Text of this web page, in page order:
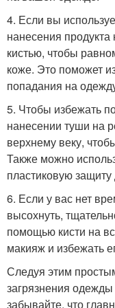
4. Если вы
нанесения
кистью, чтобы
коже. Это поможет
попадания на
5. Чтобы избежать
нанесении туши на
верхнему веку,
Также можно
пластиковую
6. Если у вас нет
высохнуть,
помощью кисти на
макияж и избежать
Следуя этим
загрязнения
забывайте, что